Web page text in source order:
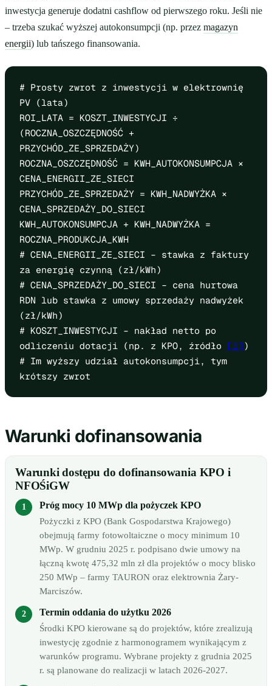
inwestycja generuje dodatni cashflow od pierwszego roku. Jeśli nie
– trzeba szukać wyższej autokonsumpcji (np. przez magazyn
energii) lub tańszego finansowania.
# Prosty zwrot z inwestycji w elektrownię
PV (lata)
ROI_LATA = KOSZT_INWESTYCJI ÷
(ROCZNA_OSZCZĘDNOŚĆ +
PRZYCHÓD_ZE_SPRZEDAŻY)
ROCZNA_OSZCZĘDNOŚĆ = KWH_AUTOKONSUMPCJA ×
CENA_ENERGII_ZE_SIECI
PRZYCHÓD_ZE_SPRZEDAŻY = KWH_NADWYŻKA ×
CENA_SPRZEDAŻY_DO_SIECI
KWH_AUTOKONSUMPCJA + KWH_NADWYŻKA =
ROCZNA_PRODUKCJA_KWH
# CENA_ENERGII_ZE_SIECI – stawka z faktury
za energię czynną (zł/kWh)
# CENA_SPRZEDAŻY_DO_SIECI – cena hurtowa
RDN lub stawka z umowy sprzedaży nadwyżek
(zł/kWh)
# KOSZT_INWESTYCJI – nakład netto po
odliczeniu dotacji (np. z KPO, źródło
[1] )
# Im wyższy udział autokonsumpcji, tym
krótszy zwrot
Warunki dofinansowania
Warunki dostępu do dofinansowania KPO i
NFOŚiGW
Próg mocy 10 MWp dla pożyczek KPO
Pożyczki z KPO (Bank Gospodarstwa Krajowego)
obejmują farmy fotowoltaiczne o mocy minimum 10
MWp. W grudniu 2025 r. podpisano dwie umowy na
łączną kwotę 475,32 mln zł dla projektów o mocy blisko
250 MWp – farmy TAURON oraz elektrownia Żary-
Marciszów.
Termin oddania do użytku 2026
Środki KPO kierowane są do projektów, które zrealizują
inwestycję zgodnie z harmonogramem wynikającym z
warunków programu. Wybrane projekty z grudnia 2025
r. są planowane do realizacji w latach 2026-2027.